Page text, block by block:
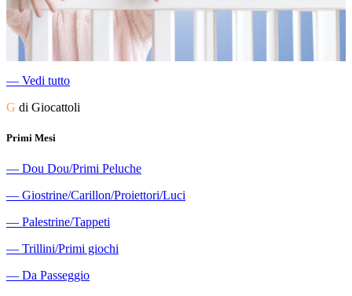
― Vedi tutto
G di Giocattoli
Primi Mesi
― Dou Dou/Primi Peluche
― Giostrine/Carillon/Proiettori/Luci
― Palestrine/Tappeti
― Trillini/Primi giochi
― Da Passeggio